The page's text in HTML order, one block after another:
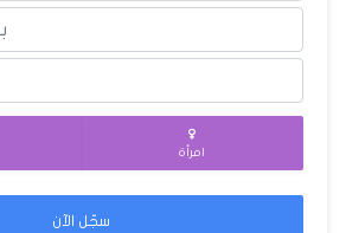
امرأة
سجّل الآن